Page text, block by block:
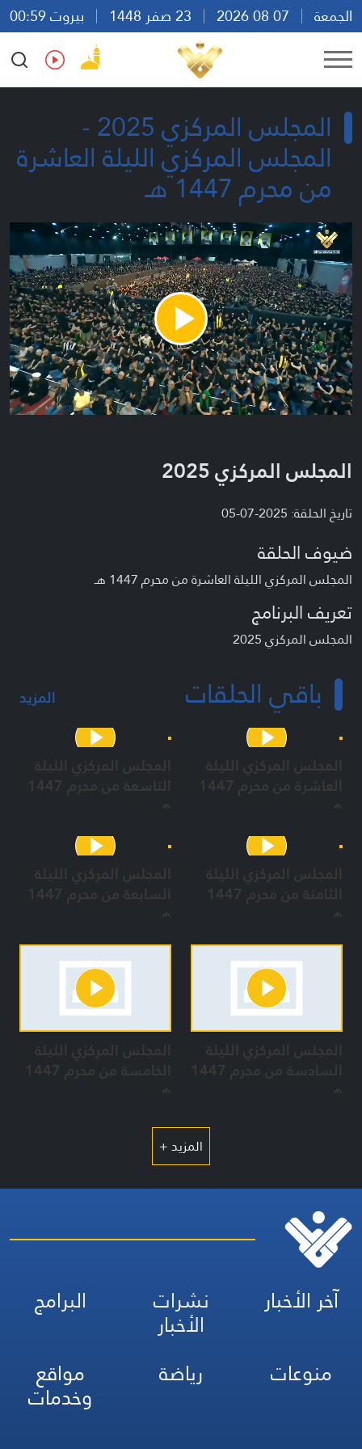
الجمعة
بيروت 00:59
Ar
En Fr Es
المجلس المركزي 2025 -
المجلس المركزي الليلة العاشرة
من محرم 1447 هـ
Play
Video
المجلس المركزي 2025
تاريخ الحلقة: 2025-07-05
ضيوف الحلقة
المجلس المركزي الليلة العاشرة من محرم 1447 هـ
تعريف البرنامج
المجلس المركزي 2025
باقي الحلقات المزيد
المجلس المركزي الليلة
العاشرة من محرم 1447
هـ
المجلس المركزي الليلة
التاسعة من محرم 1447
هـ
المجلس المركزي الليلة
الثامنة من محرم 1447
هـ
المجلس المركزي الليلة
السابعة من محرم 1447
هـ
المجلس المركزي الليلة
السادسة من محرم 1447
هـ
المجلس المركزي الليلة
الخامسة من محرم 1447
هـ
المزيد +
آخر الأخبار نشرات
الأخبار
البرامج
منوعات
رياضة مواقع
وخدمات